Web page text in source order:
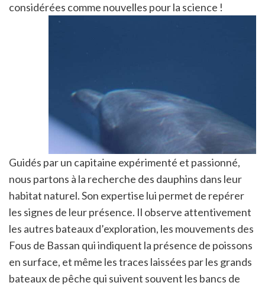
considérées comme nouvelles pour la science !
Guidés par un capitaine expérimenté et passionné,
nous partons à la recherche des dauphins dans leur
habitat naturel. Son expertise lui permet de repérer
les signes de leur présence. Il observe attentivement
les autres bateaux d’exploration, les mouvements des
Fous de Bassan qui indiquent la présence de poissons
en surface, et même les traces laissées par les grands
bateaux de pêche qui suivent souvent les bancs de